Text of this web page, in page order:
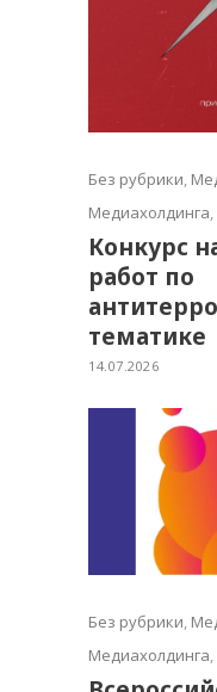
Без рубрики,
Медиахолдинга,
Конкурс
работ по
тематике
14.07.2026
Без рубрики,
Медиахолдинга,